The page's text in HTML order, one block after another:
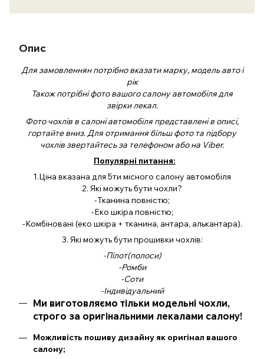
Опис
Для замовленнян потрібно вказати марку, модель авто і
рік
Також потрібні фото вашого салону автомобіля для
звірки лекал.
Фото чохлів в салоні автомобіля представлені в описі,
гортайте вниз. Для отримання більш фото та підбору
чохлів звертайтесь за телефоном або на Viber.
Популярні питання:
1.Ціна вказана для 5ти місного салону автомобіля
2. Які можуть бути чохли?
-Тканина повністю;
-Еко шкіра повністю;
-Комбіновані (еко шкіра + тканина, антара, алькантара).
3. Які можуть бути прошивки чохлів:
-Пілот(полоси)
-Ромби
-Соти
-Індивідуальний
Ми виготовляємо тільки модельні чохли,
строго за оригінальними лекалами салону!
Можливість пошиву дизайну як оригінал вашого
салону;